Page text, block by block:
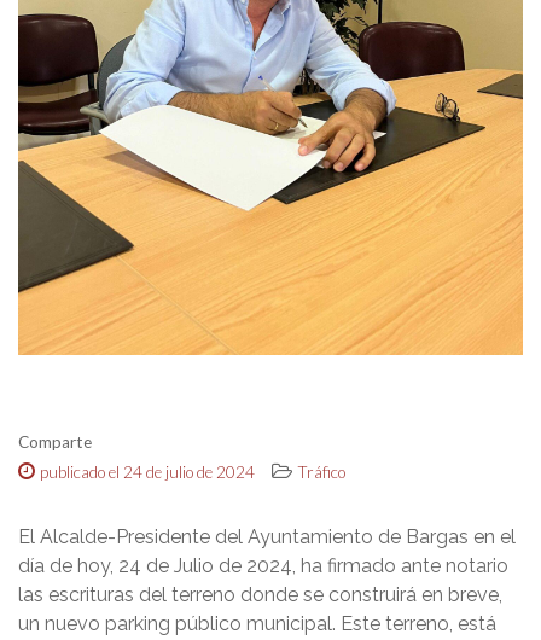
Comparte
publicado el 24 de julio de 2024
Tráfico
El Alcalde-Presidente del Ayuntamiento de Bargas en el
día de hoy, 24 de Julio de 2024, ha firmado ante notario
las escrituras del terreno donde se construirá en breve,
un nuevo parking público municipal. Este terreno, está